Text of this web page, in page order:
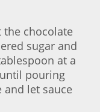
the chocolate
sugar and
at a
pouring
and let sauce